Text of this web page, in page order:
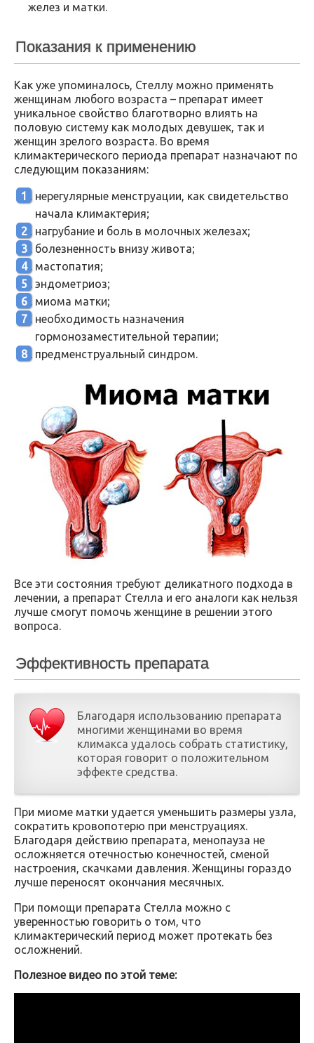
желез и матки.
Показания к применению
Как уже упоминалось, Стеллу можно применять
женщинам любого возраста – препарат имеет
уникальное свойство благотворно влиять на
половую систему как молодых девушек, так и
женщин зрелого возраста. Во время
климактерического периода препарат назначают по
следующим показаниям:
нерегулярные менструации, как свидетельство
начала климактерия;
нагрубание и боль в молочных железах;
болезненность внизу живота;
мастопатия;
эндометриоз;
миома матки;
необходимость назначения
гормонозаместительной терапии;
предменструальный синдром.
Все эти состояния требуют деликатного подхода в
лечении, а препарат Стелла и его аналоги как нельзя
лучше смогут помочь женщине в решении этого
вопроса.
Эффективность препарата
Благодаря использованию препарата
многими женщинами во время
климакса удалось собрать статистику,
которая говорит о положительном
эффекте средства.
При миоме матки удается уменьшить размеры узла,
сократить кровопотерю при менструациях.
Благодаря действию препарата, менопауза не
осложняется отечностью конечностей, сменой
настроения, скачками давления. Женщины гораздо
лучше переносят окончания месячных.
При помощи препарата Стелла можно с
уверенностью говорить о том, что
климактерический период может протекать без
осложнений.
Полезное видео по этой теме: